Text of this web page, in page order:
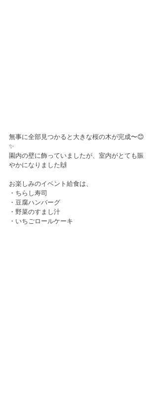
無事に全部見つかると大きな桜の木が完成〜😊
✨
園内の壁に飾っていましたが、室内がとても賑
やかになりました🙌
お楽しみのイベント給食は、
・ちらし寿司
・豆腐ハンバーグ
・野菜のすまし汁
・いちごロールケーキ